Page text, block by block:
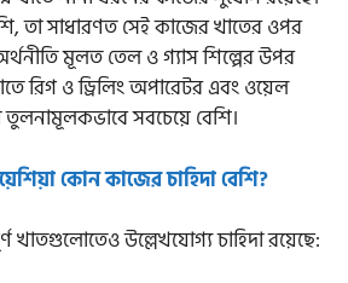
তা সাধারণত সেই কাজের খাতের ওপর
মূলত তেল ও গ্যাস শিল্পের উপর
রিগ ও ড্রিলিং অপারেটর এবং ওয়েল
তুলনামূলকভাবে সবচেয়ে বেশি।
কোন কাজের চাহিদা বেশি?
খাতগুলোতেও উল্লেখযোগ্য চাহিদা রয়েছে: